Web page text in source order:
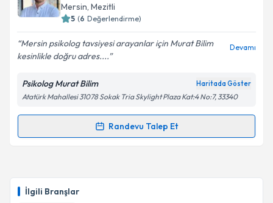
İlgili Branşlar
Mersin, Mezitli
5 (6 Değerlendirme)
Mersin psikolog tavsiyesi arayanlar için Murat Bilim
kesinlikle doğru adres....
Devamı
Psikolog Murat Bilim Haritada Göster
Atatürk Mahallesi 31078 Sokak Tria Skylight Plaza Kat:4 No:7, 33340
Randevu Talep Et
Randevu Takvimi Talebi
hazırlandığında e-posta ile bilgilendireceğiz.